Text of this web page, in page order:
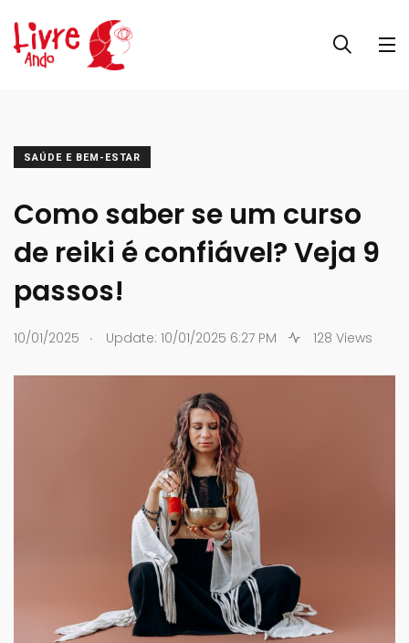
SAÚDE E BEM-ESTAR
Como saber se um curso
de reiki é confiável? Veja 9
passos!
10/01/2025 . Update: 10/01/2025 6:27 PM 128 Views